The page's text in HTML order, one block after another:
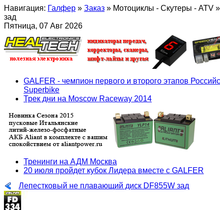
Навигация: Галфер » Заказ » Мотоциклы - Скутеры - ATV »
зад
Пятница, 07 Авг 2026
GALFER - чемпион первого и второго этапов
Superbike
Трек дни на Moscow Raceway 2014
Тренинги на АДМ Москва
20 июля пройдет кубок Лидера вместе с GALFER
Лепестковый не плавающий диск DF855W зад